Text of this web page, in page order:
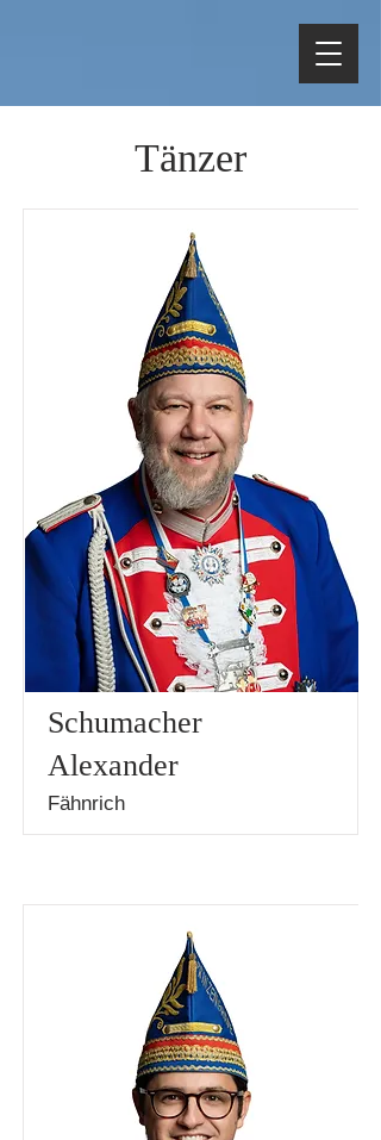
Tänzer
Schumacher
Alexander
Fähnrich